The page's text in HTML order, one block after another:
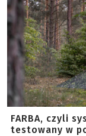
FARBA, czyli
testowany w